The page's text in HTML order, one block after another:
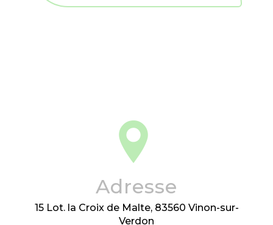
Adresse
15 Lot. la Croix de Malte, 83560 Vinon-sur-
Verdon